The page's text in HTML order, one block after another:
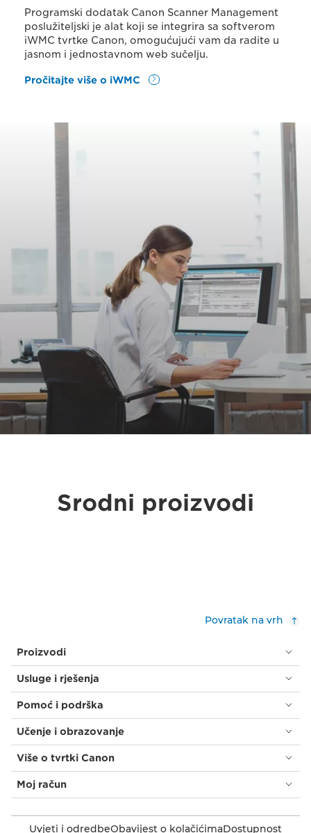
Programski dodatak Canon Scanner Management
poslužiteljski je alat koji se integrira sa softverom
iWMC tvrtke Canon, omogućujući vam da radite u
jasnom i jednostavnom web sučelju.
Pročitajte više o iWMC
Srodni proizvodi
Povratak na vrh
Proizvodi
Usluge i rješenja
Pomoć i podrška
Učenje i obrazovanje
Više o tvrtki Canon
Moj račun
Uvjeti i odredbeObavijest o kolačićimaDostupnost